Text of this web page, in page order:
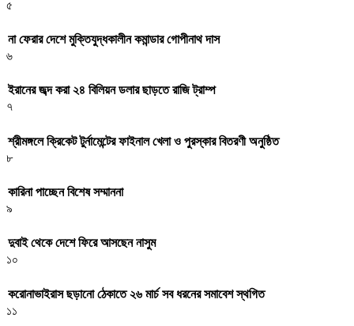
৫
না ফেরার দেশে মুক্তিযুদ্ধকালীন কমান্ডার গোপীনাথ দাস
৬
ইরানের জব্দ করা ২৪ বিলিয়ন ডলার ছাড়তে রাজি ট্রাম্প
৭
শ্রীমঙ্গলে ক্রিকেট টুর্নামেন্টের ফাইনাল খেলা ও পুরস্কার বিতরণী অনুষ্ঠিত
৮
কারিনা পাচ্ছেন বিশেষ সম্মাননা
৯
দুবাই থেকে দেশে ফিরে আসছেন নাসুম
১০
করোনাভাইরাস ছড়ানো ঠেকাতে ২৬ মার্চ সব ধরনের সমাবেশ স্থগিত
১১